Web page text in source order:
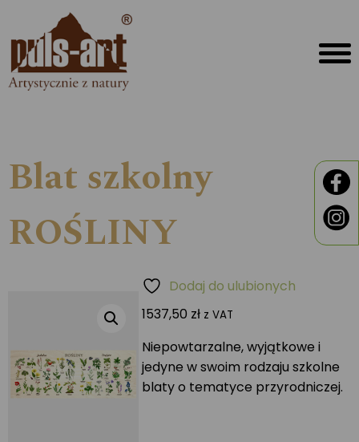
Blat szkolny
ROŚLINY
1537,50 zł z VAT
Niepowtarzalne, wyjątkowe i
jedyne w swoim rodzaju szkolne
blaty o tematyce przyrodniczej.
Dodaj do ulubionych